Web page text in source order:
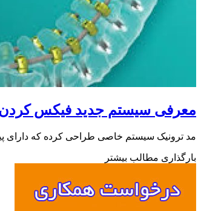
معرفی سیستم جدید فیکس
مد ترونیک سیستم خاصی طراحی کرده که دارای
بارگذاری مطالب بیشتر